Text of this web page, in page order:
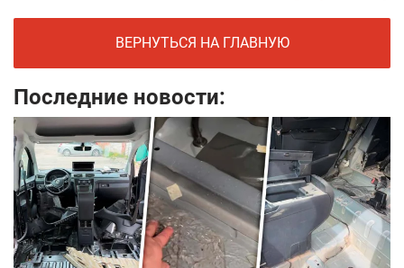
ВЕРНУТЬСЯ НА ГЛАВНУЮ
Последние новости: